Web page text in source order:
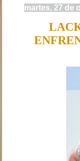
martes, 27 de